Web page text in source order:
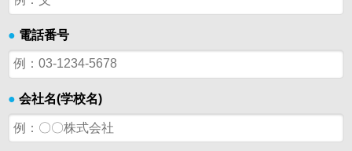
● 電話番号
● 会社名(学校名)